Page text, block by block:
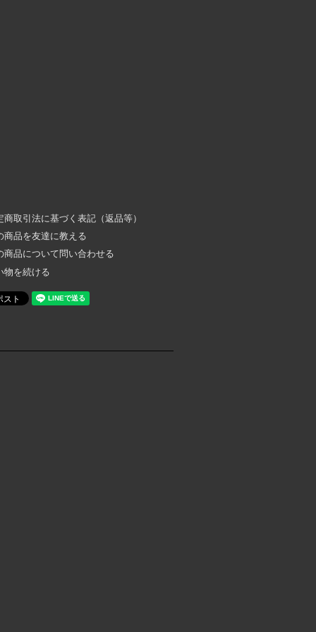
商取引法に基づく表記（返品等）
商品を友達に教える
商品について問い合わせる
物を続ける